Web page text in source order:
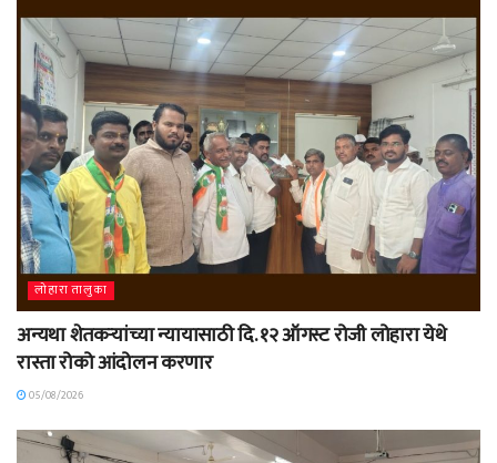
लोहारा तालुका
अन्यथा शेतकऱ्यांच्या न्यायासाठी दि. १२ ऑगस्ट रोजी लोहारा येथे
रास्ता रोको आंदोलन करणार
05/08/2026